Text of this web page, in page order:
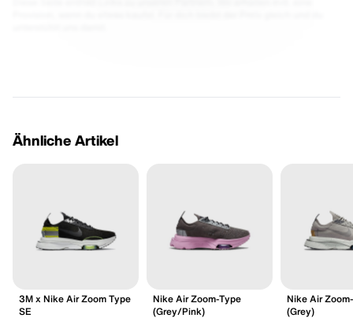
Ähnliche Artikel
3M x Nike Air Zoom Type
SE
Nike Air Zoom-Type
(Grey/Pink)
Nike Air
(Grey)